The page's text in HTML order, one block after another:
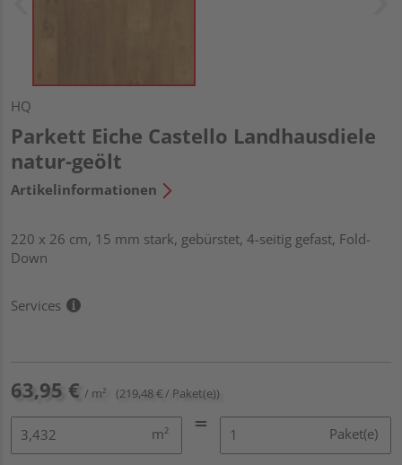
HQ
Parkett Eiche Castello Landhausdiele
natur-geölt
Artikelinformationen
220 x 26 cm, 15 mm stark, gebürstet, 4-seitig gefast, Fold-
Down
Services
63,95 € / m² (219,48 € / Paket(e))
m² Paket(e)